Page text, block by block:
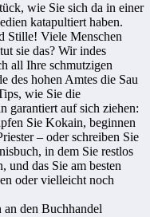
wie Sie sich da in einer
katapultiert haben.
Stille! Viele Menschen
sie das? Wir indes
all Ihre schmutzigen
des hohen Amtes die Sau
wie Sie die
garantiert auf sich ziehen:
Sie Kokain, beginnen
– oder schreiben Sie
in dem Sie restlos
und das Sie am besten
oder vielleicht noch
an den Buchhandel